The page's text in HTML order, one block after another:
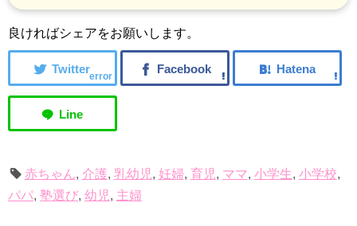
良ければシェアをお願いします。
error
赤ちゃん, 介護, 乳幼児 , 妊婦, 育児 , ママ, 小学生, 小学校,
パパ, 塾選び, 幼児 , 主婦